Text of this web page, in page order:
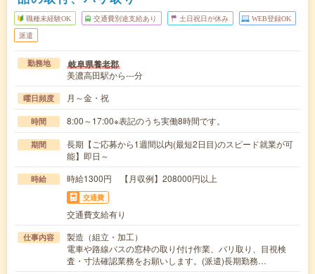
職種未経験OK 交通費別途支給あり 土日祝日が休み WEB登録OK
派遣
勤務地 岐阜県養老郡
美濃高田駅から---分
曜日頻度 月～金・祝
時間 8:00～17:00※表記のうち実働8時間です。
期間
長期【ご応募から1週間以内(最短2日目)のスピード就業が可
能】即日～
時給 時給1300円 【月収例】208000円以上
交通費
交通費支給有り
仕事内容
製造（組立・加工）
電車や路線バスの窓枠の取り付け作業、バリ取り、目視検
査・寸法確認業務をお願いします。(派遣)長期勤務…